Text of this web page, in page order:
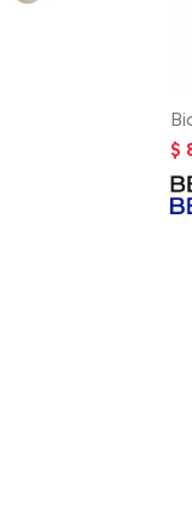
$